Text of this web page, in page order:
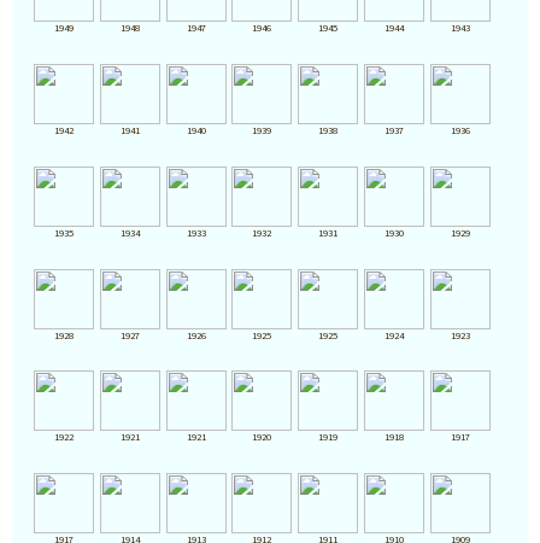
1949 1948 1947 1946 1945 1944 1943
1942 1941 1940 1939 1938 1937 1936
1935 1934 1933 1932 1931 1930 1929
1928 1927 1926 1925 1925 1924 1923
1922 1921 1921 1920 1919 1918 1917
1917 1914 1913 1912 1911 1910 1909